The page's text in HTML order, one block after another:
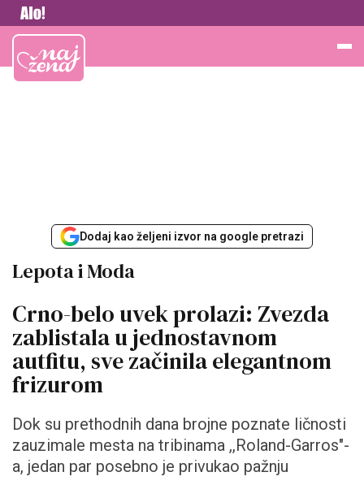
Vesti
Najžena
Dodaj kao željeni izvor na google pretrazi
Lepota i Moda
Crno-belo uvek prolazi: Zvezda
zablistala u jednostavnom
autfitu, sve začinila elegantnom
frizurom
Dok su prethodnih dana brojne poznate ličnosti
zauzimale mesta na tribinama ,,Roland-Garros"-
a, jedan par posebno je privukao pažnju